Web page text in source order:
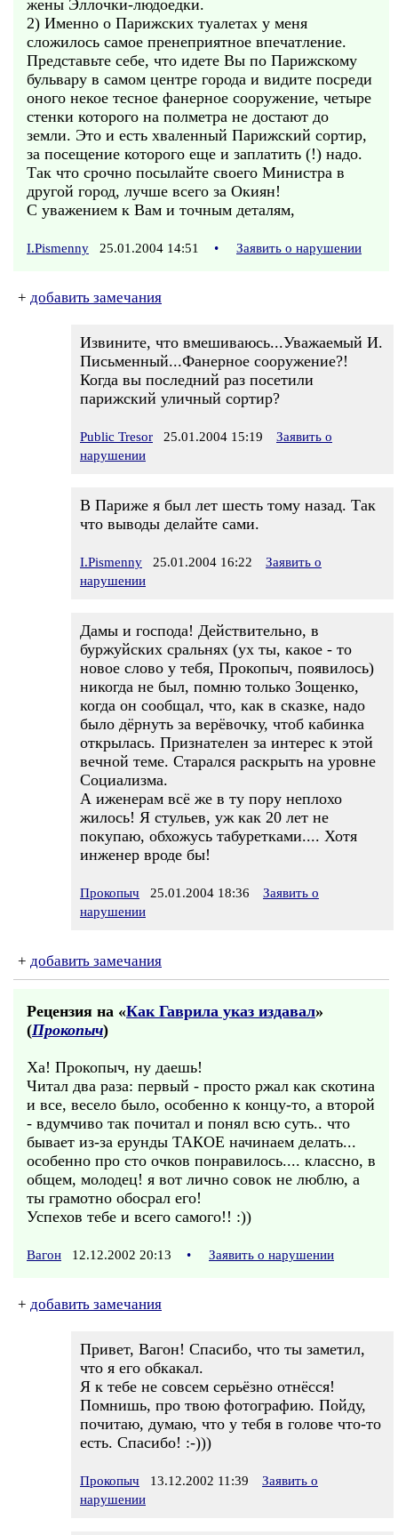
жены Эллочки-людоедки.
2) Именно о Парижских туалетах у меня
сложилось самое пренеприятное впечатление.
Представьте себе, что идете Вы по Парижскому
бульвару в самом центре города и видите посреди
оного некое тесное фанерное сооружение, четыре
стенки которого на полметра не достают до
земли. Это и есть хваленный Парижский сортир,
за посещение которого еще и заплатить (!) надо.
Так что срочно посылайте своего Министра в
другой город, лучше всего за Окиян!
С уважением к Вам и точным деталям,
I.Pismenny 25.01.2004 14:51 • Заявить о нарушении
+ добавить замечания
Извините, что вмешиваюсь...Уважаемый И.
Письменный...Фанерное сооружение?!
Когда вы последний раз посетили
парижский уличный сортир?
Public Tresor 25.01.2004 15:19
Заявить о
нарушении
В Париже я был лет шесть тому назад. Так
что выводы делайте сами.
I.Pismenny 25.01.2004 16:22
Заявить о
нарушении
Дамы и господа! Действительно, в
буржуйских сральнях (ух ты, какое - то
новое слово у тебя, Прокопыч, появилось)
никогда не был, помню только Зощенко,
когда он сообщал, что, как в сказке, надо
было дёрнуть за верёвочку, чтоб кабинка
открылась. Признателен за интерес к этой
вечной теме. Старался раскрыть на уровне
Социализма.
А иженерам всё же в ту пору неплохо
жилось! Я стульев, уж как 20 лет не
покупаю, обхожусь табуретками.... Хотя
инженер вроде бы!
Прокопыч 25.01.2004 18:36
Заявить о
нарушении
+ добавить замечания
Рецензия на «Как Гаврила указ издавал»
(Прокопыч)
Ха! Прокопыч, ну даешь!
Читал два раза: первый - просто ржал как скотина
и все, весело было, особенно к концу-то, а второй
- вдумчиво так почитал и понял всю суть.. что
бывает из-за ерунды ТАКОЕ начинаем делать...
особенно про сто очков понравилось.... классно, в
общем, молодец! я вот лично совок не люблю, а
ты грамотно обосрал его!
Успехов тебе и всего самого!! :))
Вагон 12.12.2002 20:13 • Заявить о нарушении
+ добавить замечания
Привет, Вагон! Спасибо, что ты заметил,
что я его обкакал.
Я к тебе не совсем серьёзно отнёсся!
Помнишь, про твою фотографию. Пойду,
почитаю, думаю, что у тебя в голове что-то
есть. Спасибо! :-)))
Прокопыч 13.12.2002 11:39
Заявить о
нарушении